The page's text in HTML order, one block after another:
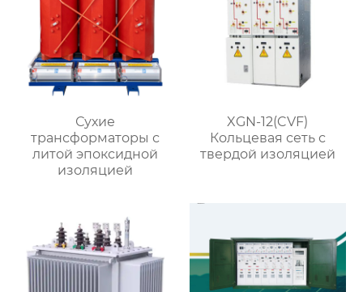
Сухие
трансформаторы с
литой эпоксидной
изоляцией
XGN-12(CVF)
Кольцевая сеть с
твердой изоляцией